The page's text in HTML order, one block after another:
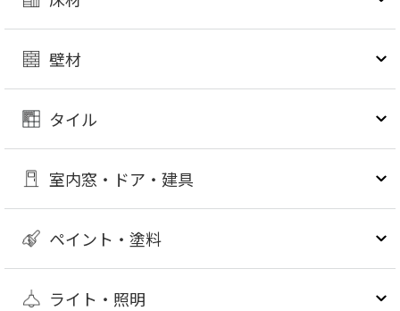
壁材
タイル
室内窓・ドア・建具
ペイント・塗料
ライト・照明